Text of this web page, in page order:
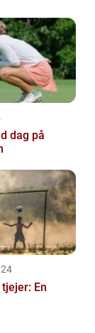
dag på
En